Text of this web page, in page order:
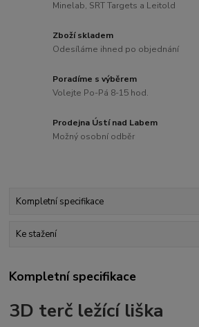
Minelab, SRT Targets a Leitold
Zboží skladem
Odesíláme ihned po objednání
Poradíme s výběrem
Volejte Po-Pá 8-15 hod.
Prodejna Ústí nad Labem
Možný osobní odběr
Kompletní specifikace
Ke stažení
Kompletní specifikace
3D terč ležící liška